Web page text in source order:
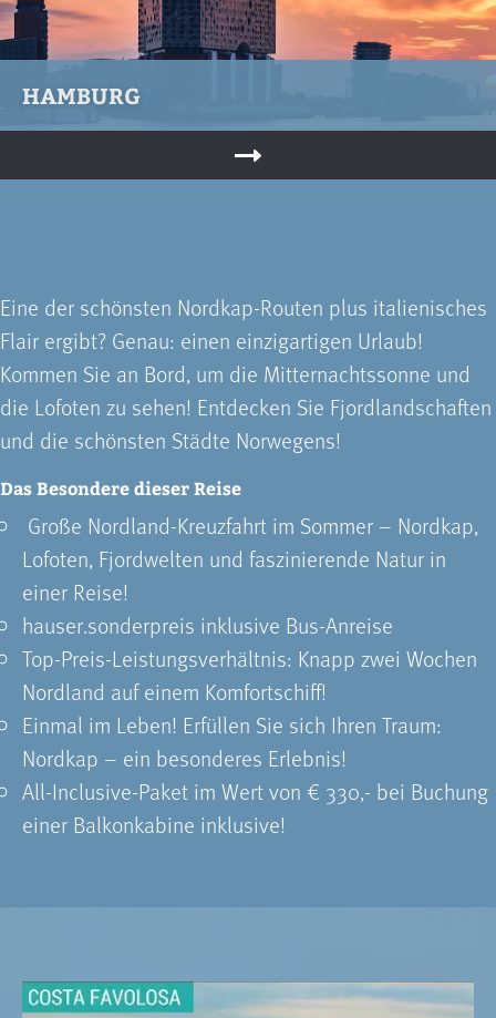
HAMBURG
Eine der schönsten Nordkap-Routen plus italienisches
Flair ergibt? Genau: einen einzigartigen Urlaub!
Kommen Sie an Bord, um die Mitternachtssonne und
die Lofoten zu sehen! Entdecken Sie Fjordlandschaften
und die schönsten Städte Norwegens!
Das Besondere dieser Reise
Große Nordland-Kreuzfahrt im Sommer – Nordkap,
Lofoten, Fjordwelten und faszinierende Natur in
einer Reise!
hauser.sonderpreis inklusive Bus-Anreise
Top-Preis-Leistungsverhältnis: Knapp zwei Wochen
Nordland auf einem Komfortschiff!
Einmal im Leben! Erfüllen Sie sich Ihren Traum:
Nordkap – ein besonderes Erlebnis!
All-Inclusive-Paket im Wert von € 330,- bei Buchung
einer Balkonkabine inklusive!